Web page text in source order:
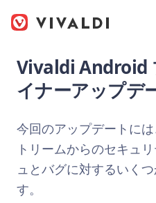
Vivaldi Android
イナーアップデ
今回のアップデートに
トリームからのセキュ
ュとバグに対するいく
す。